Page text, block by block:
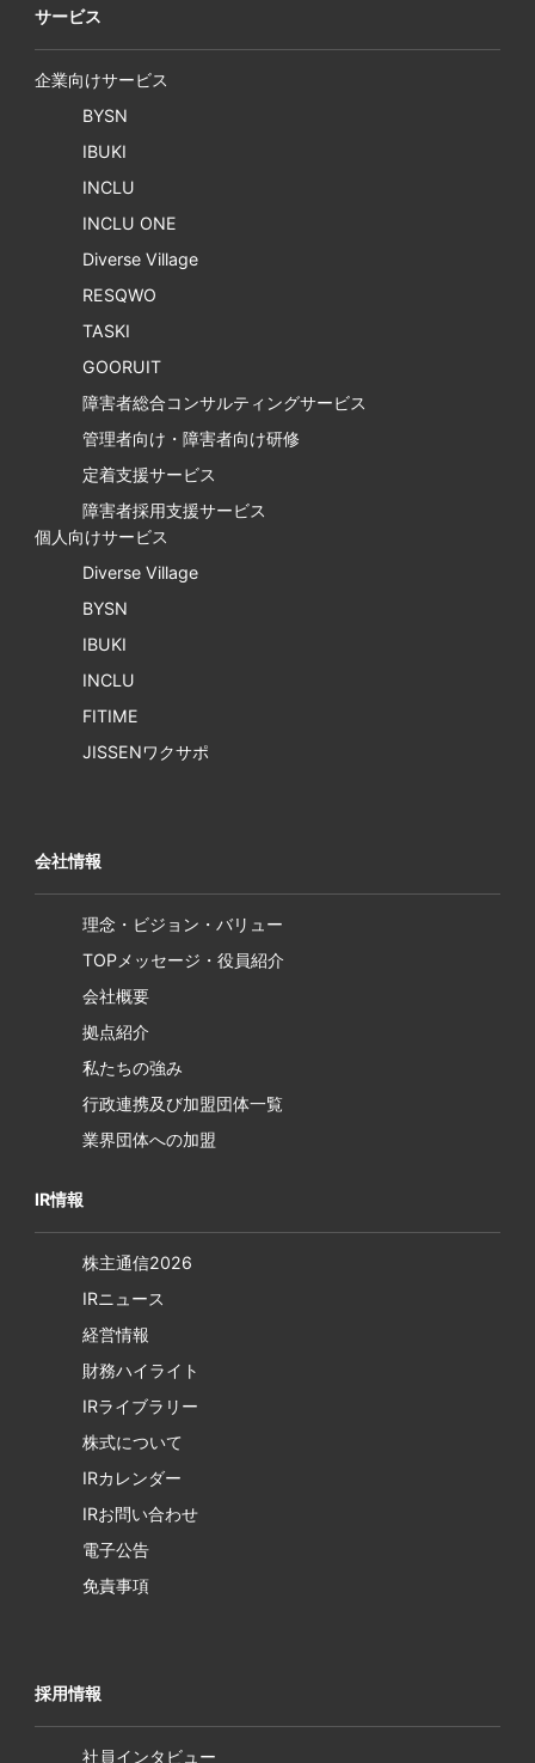
サービス
企業向けサービス
BYSN
IBUKI
INCLU
INCLU ONE
Diverse Village
RESQWO
TASKI
GOORUIT
障害者総合コンサルティングサービス
管理者向け・障害者向け研修
定着支援サービス
障害者採用支援サービス
個人向けサービス
Diverse Village
BYSN
IBUKI
INCLU
FITIME
JISSENワクサポ
会社情報
理念・ビジョン・バリュー
TOPメッセージ・役員紹介
会社概要
拠点紹介
私たちの強み
行政連携及び加盟団体一覧
業界団体への加盟
IR情報
株主通信2026
IRニュース
経営情報
財務ハイライト
IRライブラリー
株式について
IRカレンダー
IRお問い合わせ
電子公告
免責事項
採用情報
社員インタビュー